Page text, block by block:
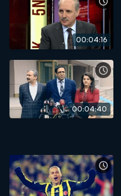
00:04:16
00:04:40